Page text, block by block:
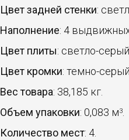
Цвет задней стенки:
Наполнение: 4
Цвет плиты: светло-
Цвет кромки: темно-
Вес товара: 38,185 кг.
Объем упаковки: 0,083 м3.
Количество мест: 4.